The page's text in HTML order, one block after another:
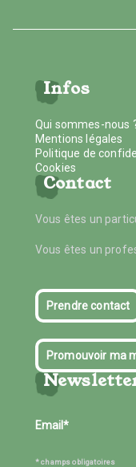
Infos
Qui sommes-nous
Mentions légales
Politique de
Cookies
Contact
Vous êtes un
Vous êtes un
Prendre contact
Promouvoir ma
* champs obligatoires